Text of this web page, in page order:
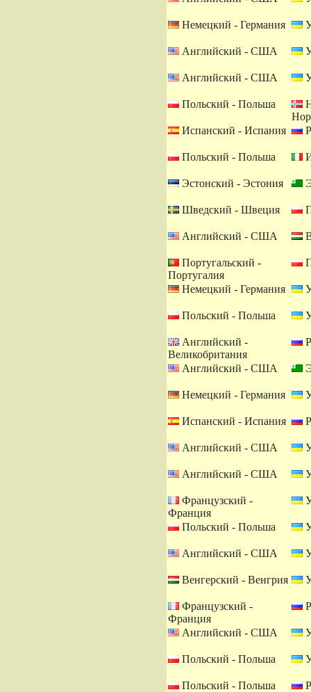
Немецкий - Германия
Английский - США
Английский - США
Польский - Польша
Испанский - Испания
Польский - Польша
Эстонский - Эстония
Шведский - Швеция
Английский - США
Португальский -
Португалия
Немецкий - Германия
Польский - Польша
Английский -
Великобритания
Английский - США
Немецкий - Германия
Испанский - Испания
Английский - США
Английский - США
Французский -
Франция
Польский - Польша
Английский - США
Венгерский - Венгрия
Французский -
Франция
Английский - США
Польский - Польша
Польский - Польша